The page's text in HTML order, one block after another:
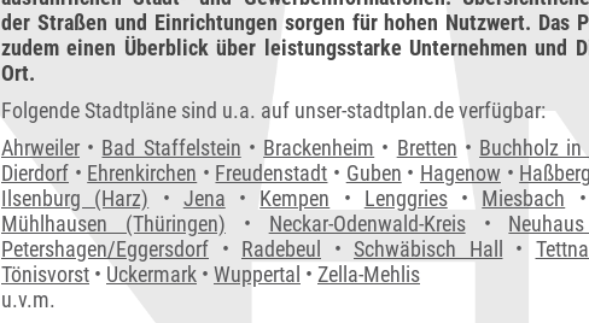
der Straßen und Einrichtungen sorgen für hohen Nutzwert. Das
zudem einen Überblick über leistungsstarke Unternehmen und
Ort.
Folgende Stadtpläne sind u.a. auf unser-stadtplan.de verfügbar:
Ahrweiler • Bad Staffelstein • Brackenheim • Bretten • Buchholz in
Dierdorf • Ehrenkirchen • Freudenstadt • Guben • Hagenow •
Ilsenburg (Harz) • Jena • Kempen • Lenggries• Miesbach •
Mühlhausen (Thüringen) • Neckar-Odenwald-Kreis•
Petershagen/Eggersdorf • Radebeul • Schwäbisch Hall •
Tönisvorst • Uckermark • Wuppertal • Zella-Mehlis
u.v.m.